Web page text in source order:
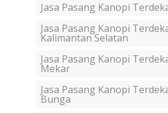
Jasa Pasang Kanopi
Jasa Pasang Kanopi
Kalimantan Selatan
Jasa Pasang Kanopi
Mekar
Jasa Pasang Kanopi
Bunga